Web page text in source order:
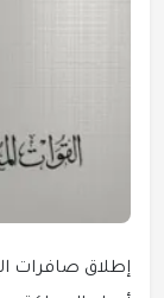
إطلاق صافرات